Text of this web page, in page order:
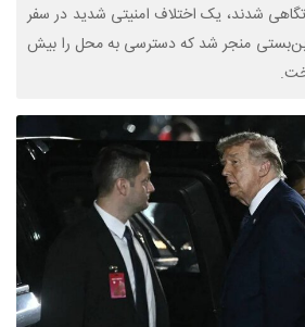
شدند، یک اختلاف امنیتی شدید در سفر
بن‌بستی منجر شد که دسترسی به محل را بیش